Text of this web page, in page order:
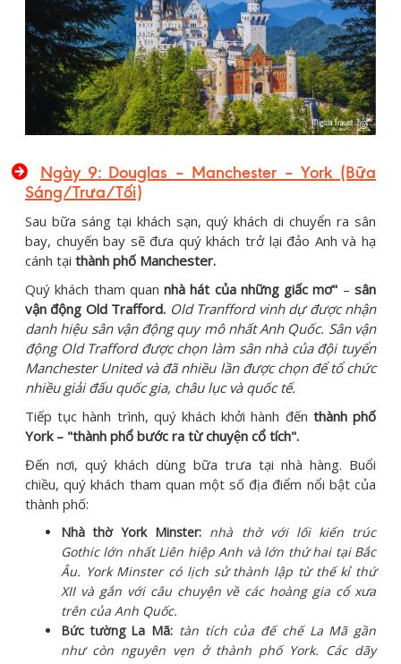
Ngày 9: Douglas – Manchester – York (Bữa
Sáng/Trưa/Tối)
Sau bữa sáng tại khách sạn, quý khách di chuyển ra sân
bay, chuyến bay sẽ đưa quý khách trở lại đảo Anh và hạ
cánh tại thành phố Manchester.
Quý khách tham quannhà hát của những giấc mơ" –sân
vận động Old Trafford. Old Tranfford vinh dự được nhận
danh hiệu sân vận động quy mô nhất Anh Quốc. Sân vận
động Old Trafford được chọn làm sân nhà của đội tuyển
Manchester United và đã nhiều lần được chọn để tổ chức
nhiều giải đấu quốc gia, châu lục và quốc tế.
Tiếp tục hành trình, quý khách khởi hành đến thành phố
York – "thành phổ bước ra từ chuyện cổ tích".
Đến nơi, quý khách dùng bữa trưa tại nhà hàng. Buổi
chiều, quý khách tham quan một số địa điểm nổi bật của
thành phố:
Nhà thờ York Minster: nhà thờ với lối kiến trúc
Gothic lớn nhất Liên hiệp Anh và lớn thứ hai tại Bắc
Âu. York Minster có lịch sử thành lập từ thế kỉ thứ
XII và gắn với câu chuyện về các hoàng gia cổ xưa
trên của Anh Quốc.
Bức tường La Mã: tàn tích của đế chế La Mã gần
như còn nguyên vẹn ở thành phố York. Các dãy